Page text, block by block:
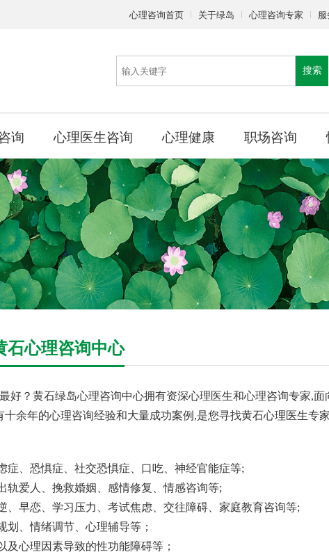
心理咨询首页 关于绿岛 心理咨询专家 服
搜索
询 心理医生咨询 心理健康 职场咨询
石心理咨询中心
好？黄石绿岛心理咨询中心拥有资深心理医生和心理咨询专家,
余年的心理咨询经验和大量成功案例,是您寻找黄石心理医生专
症、恐惧症、社交恐惧症、口吃、神经官能症等;
轨爱人、挽救婚姻、感情修复、情感咨询等;
早恋、学习压力、考试焦虑、交往障碍、家庭教育咨询等;
、情绪调节、心理辅导等；
心理因素导致的性功能障碍等；